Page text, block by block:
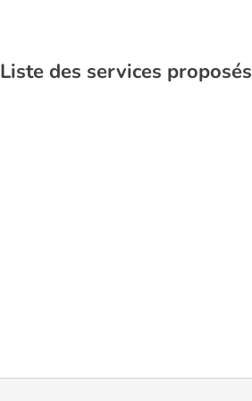
Liste des services proposés